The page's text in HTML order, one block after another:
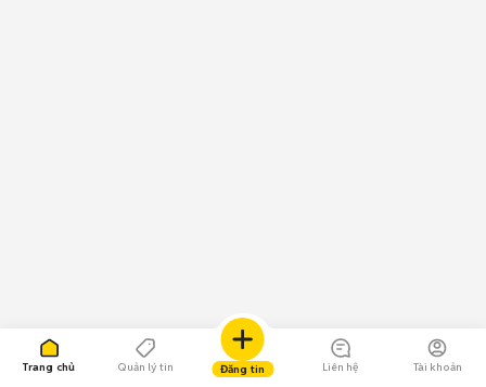
Trang chủ Quản lý tin Đăng tin Liên hệ Tài khoản